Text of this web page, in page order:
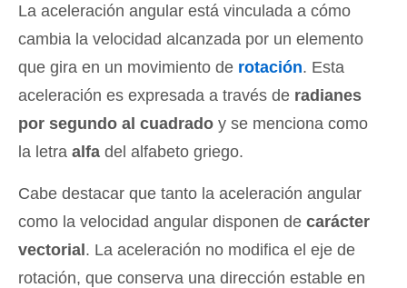
La aceleración angular está vinculada a cómo
cambia la velocidad alcanzada por un elemento
que gira en un movimiento de rotación. Esta
aceleración es expresada a través de radianes
por segundo al cuadrado y se menciona como
la letra alfa del alfabeto griego.
Cabe destacar que tanto la aceleración angular
como la velocidad angular disponen de carácter
vectorial. La aceleración no modifica el eje de
rotación, que conserva una dirección estable en